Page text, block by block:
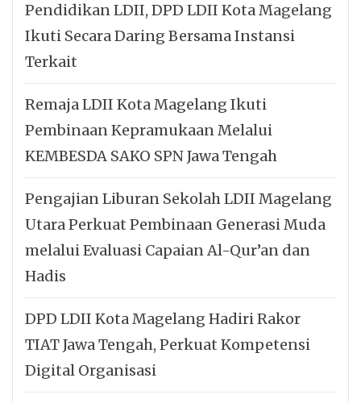
Pendidikan LDII, DPD LDII Kota Magelang
Ikuti Secara Daring Bersama Instansi
Terkait
Remaja LDII Kota Magelang Ikuti
Pembinaan Kepramukaan Melalui
KEMBESDA SAKO SPN Jawa Tengah
Pengajian Liburan Sekolah LDII Magelang
Utara Perkuat Pembinaan Generasi Muda
melalui Evaluasi Capaian Al-Qur’an dan
Hadis
DPD LDII Kota Magelang Hadiri Rakor
TIAT Jawa Tengah, Perkuat Kompetensi
Digital Organisasi